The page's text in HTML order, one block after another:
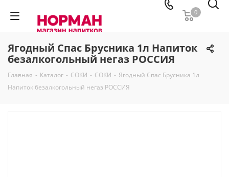
0
Ягодный Спас Брусника 1л Напиток
безалкогольный негаз РОССИЯ
Главная - Каталог - СОКИ - СОКИ - Ягодный Спас Брусника 1л
Напиток безалкогольный негаз РОССИЯ